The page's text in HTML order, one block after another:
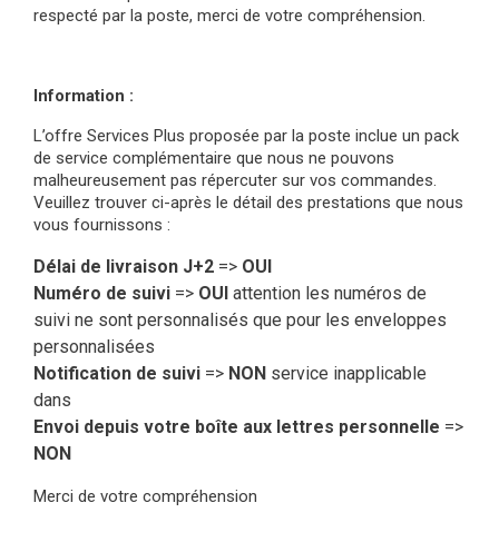
respecté par la poste, merci de votre compréhension.
Information :
L’offre Services Plus proposée par la poste inclue un pack
de service complémentaire que nous ne pouvons
malheureusement pas répercuter sur vos commandes.
Veuillez trouver ci-après le détail des prestations que nous
vous fournissons :
Délai de livraison J+2 => OUI
Numéro de suivi => OUI attention les numéros de
suivi ne sont personnalisés que pour les enveloppes
personnalisées
Notification de suivi => NON service inapplicable
dans
Envoi depuis votre boîte aux lettres personnelle =>
NON
Merci de votre compréhension